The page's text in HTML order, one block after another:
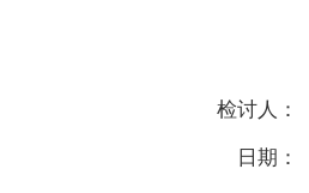
检讨人：
日期：